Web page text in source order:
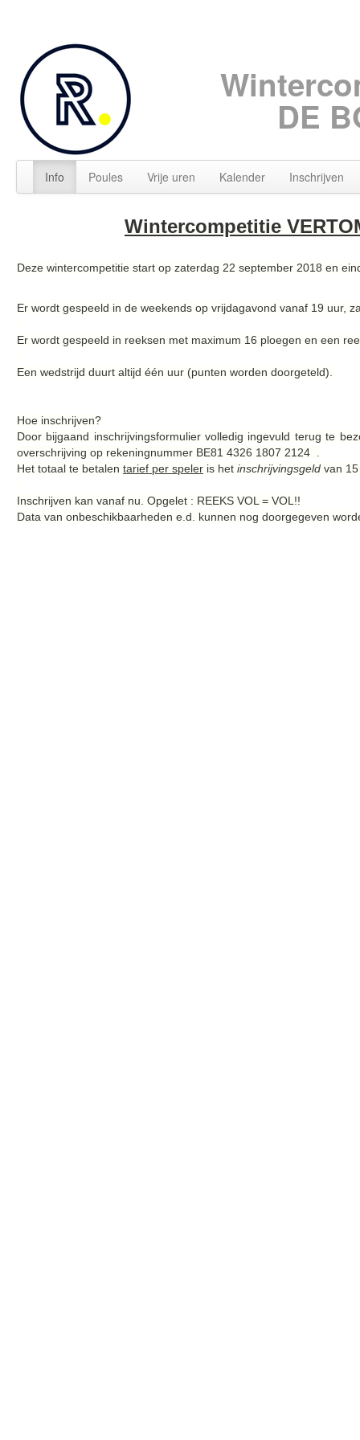
DE
Info Poules Vrije uren Kalender Inschrijven
Wintercompetitie
Deze wintercompetitie start op zaterdag 22 september 2018 en
Er wordt gespeeld in de weekends op vrijdagavond vanaf 19 uur,
Er wordt gespeeld in reeksen met maximum 16 ploegen en een
Een wedstrijd duurt altijd één uur (punten worden doorgeteld).
Hoe inschrijven?
Door bijgaand inschrijvingsformulier volledig ingevuld terug te
overschrijving op rekeningnummer BE81 4326 1807 2124 .
Het totaal te betalen tarief per speler is het inschrijvingsgeld van
Inschrijven kan vanaf nu. Opgelet : REEKS VOL = VOL!!
Data van onbeschikbaarheden e.d. kunnen nog doorgegeven